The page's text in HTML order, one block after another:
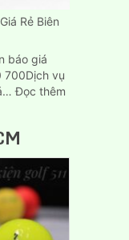
Rẻ Biên
báo giá
vụ
Đọc thêm:
Nhà,
Dọn
Rẻ